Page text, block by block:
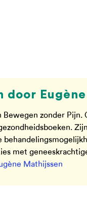
door
zonder Pijn.
met
Mathijssen